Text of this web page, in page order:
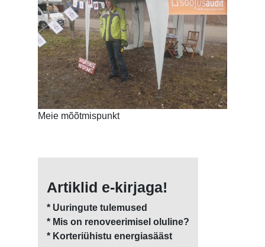
Meie mõõtmispunkt
Artiklid e-kirjaga!
* Uuringute tulemused
* Mis on renoveerimisel oluline?
* Korteriühistu energiasääst